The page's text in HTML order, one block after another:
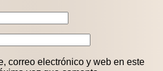
correo electrónico y web en este